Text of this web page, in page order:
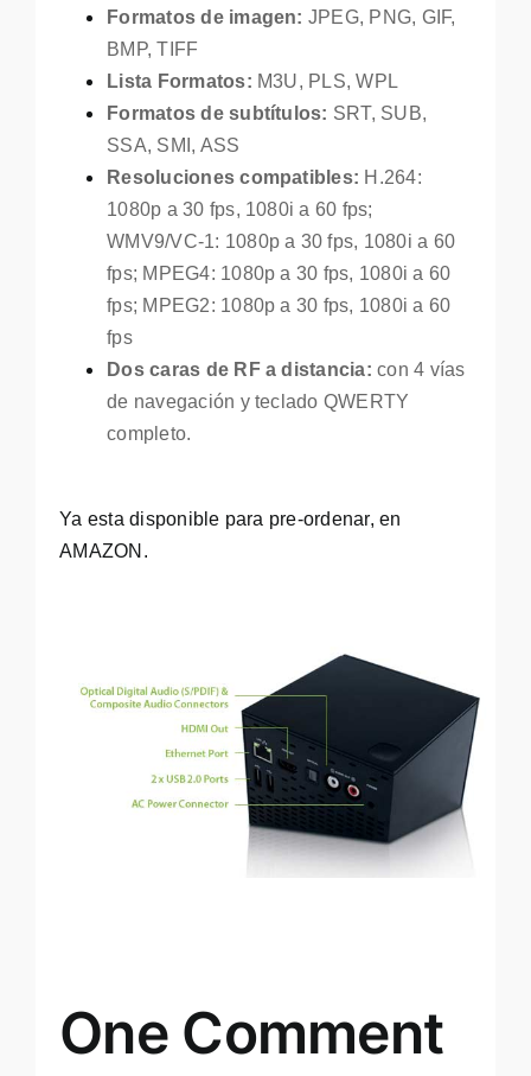
Formatos de imagen: JPEG, PNG, GIF,
BMP, TIFF
Lista Formatos: M3U, PLS, WPL
Formatos de subtítulos: SRT, SUB,
SSA, SMI, ASS
Resoluciones compatibles: H.264:
1080p a 30 fps, 1080i a 60 fps;
WMV9/VC-1: 1080p a 30 fps, 1080i a 60
fps; MPEG4: 1080p a 30 fps, 1080i a 60
fps; MPEG2: 1080p a 30 fps, 1080i a 60
fps
Dos caras de RF a distancia: con 4 vías
de navegación y teclado QWERTY
completo.
Ya esta disponible para pre-ordenar, en
AMAZON .
One Comment